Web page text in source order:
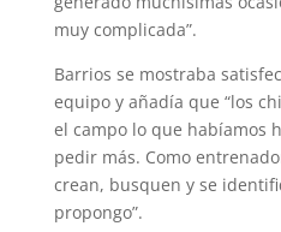
muy complicada”.
Barrios se mostraba
equipo y añadía que “los
el campo lo que habíamos
pedir más. Como
crean, busquen y se
propongo”.